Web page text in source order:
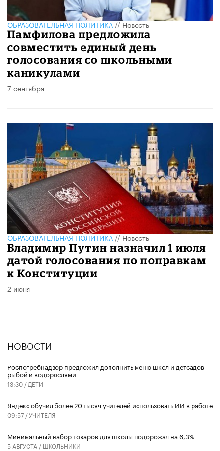
ОБРАЗОВАТЕЛЬНАЯ ПОЛИТИКА//Новость
Памфилова предложила
совместить единый день
голосования со школьными
каникулами
7 сентября
ОБРАЗОВАТЕЛЬНАЯ ПОЛИТИКА//Новость
Владимир Путин назначил 1 июля
датой голосования по поправкам
к Конституции
2 июня
НОВОСТИ
Роспотребнадзор предложил дополнить меню школ и детсадов
рыбой и водорослями
13:30 / ДЕТИ
​Яндекс обучил более 20 тысяч учителей использовать ИИ в работе
09:57 /УЧИТЕЛЯ
Минимальный набор товаров для школы подорожал на 6,3%
5 АВГУСТА / ШКОЛЬНИКИ